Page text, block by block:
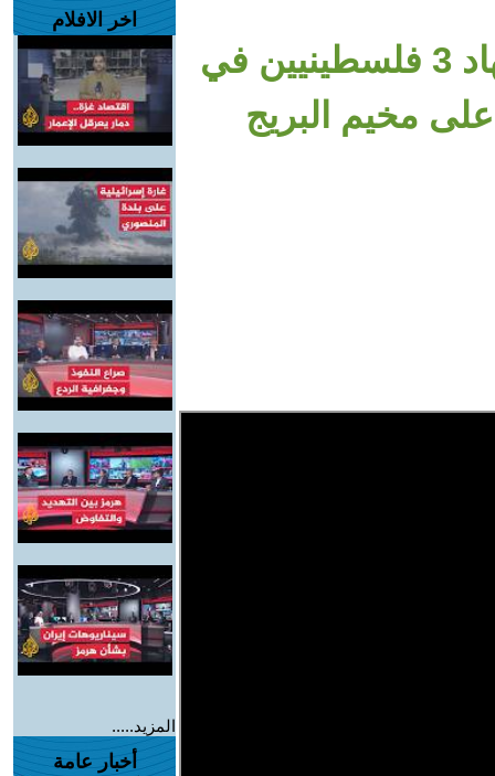
- مصادر طبية: استشهاد 3 فلسطينيين في
مخيم البريج
اخر الافلام
المزيد.....
أخبار عامة